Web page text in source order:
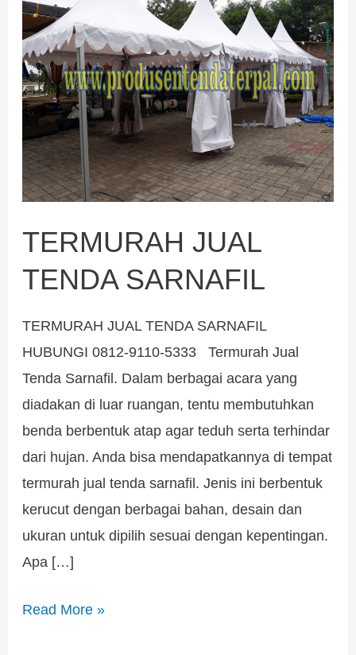
TERMURAH JUAL
TENDA SARNAFIL
TERMURAH JUAL TENDA SARNAFIL
HUBUNGI 0812-9110-5333 Termurah Jual
Tenda Sarnafil. Dalam berbagai acara yang
diadakan di luar ruangan, tentu membutuhkan
benda berbentuk atap agar teduh serta terhindar
dari hujan. Anda bisa mendapatkannya di tempat
termurah jual tenda sarnafil. Jenis ini berbentuk
kerucut dengan berbagai bahan, desain dan
ukuran untuk dipilih sesuai dengan kepentingan.
Apa […]
JUAL
TENDA
SARNAFIL
Read More »